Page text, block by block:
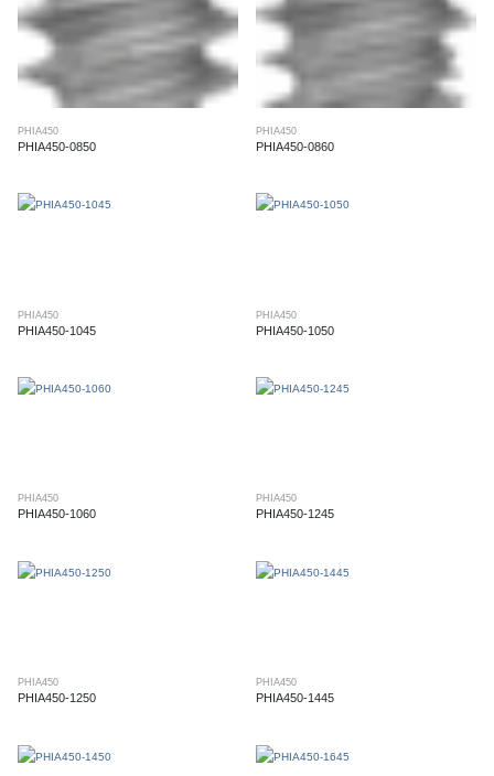
PHIA450
PHIA450-0850
PHIA450
PHIA450-0860
PHIA450
PHIA450-1045
PHIA450
PHIA450-1050
PHIA450
PHIA450-1060
PHIA450
PHIA450-1245
PHIA450
PHIA450-1250
PHIA450
PHIA450-1445